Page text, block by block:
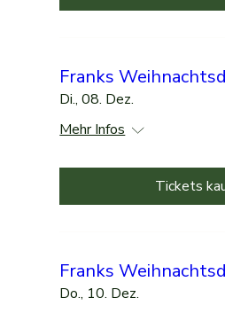
Franks
Di., 08. Dez.
Mehr Infos
Tickets
Franks
Do., 10. Dez.